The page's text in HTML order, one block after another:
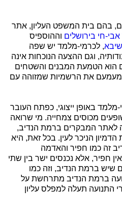
בהם בית המשפט העליון, אתר
חי בירושלים וההוספיס
שיבא, לכרמי-מלמד יש שפה
וגם ההצעה הנוכחות אינה
הוא הטמעת המבנים והשטחים
את הרשמיות שמזוהה עם
באופן ייצוגי, כפתח העובר
מכוסים צמחייה. מי שרואה
לאתר המבקרים ברמת הנדיב,
הניכר לעין. בכל זאת, היא
זה כמו חפיר והאדמה
חפיר, אלא נכנסים ישר בין שתי
שיש ברמת הנדיב, וזה כמו
ברמת הנדיב מתרחשת על
התנועה תעלה למפלס עליון